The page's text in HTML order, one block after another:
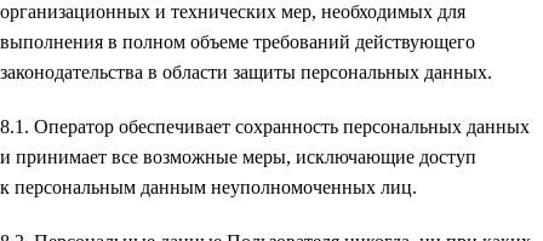
организационных и технических мер, необходимых для
выполнения в полном объеме требований действующего
законодательства в области защиты персональных данных.
8.1. Оператор обеспечивает сохранность персональных данных
и принимает все возможные меры, исключающие доступ
к персональным данным неуполномоченных лиц.